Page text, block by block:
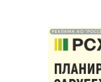
РЕКЛАМА АО